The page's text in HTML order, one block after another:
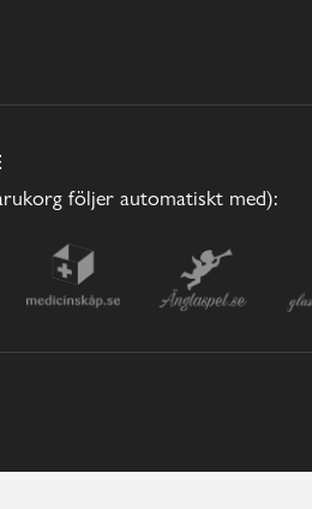
följer automatiskt med):